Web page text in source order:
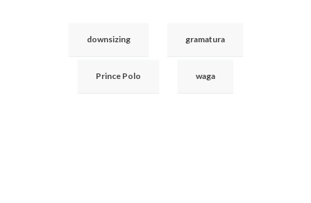
downsizing gramatura
Prince Polo waga